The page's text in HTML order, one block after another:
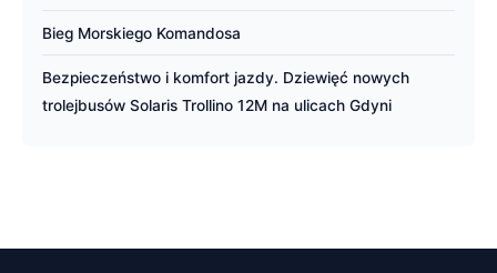
Bieg Morskiego Komandosa
Bezpieczeństwo i komfort jazdy. Dziewięć nowych
trolejbusów Solaris Trollino 12M na ulicach Gdyni